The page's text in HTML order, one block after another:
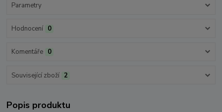
Parametry
Hodnocení 0
Komentáře 0
Související zboží 2
Popis produktu